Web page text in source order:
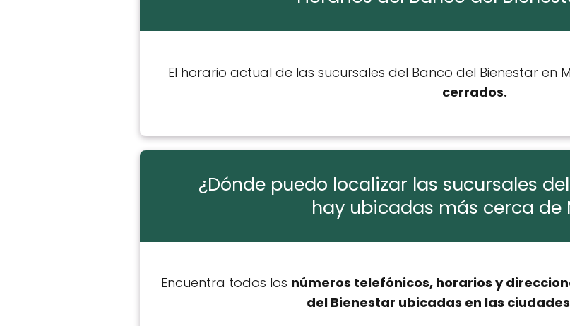
El horario actual de las sucursales del Banco del Bienestar en
cerrados.
¿Dónde puedo localizar las sucursales
hay ubicadas más cerca de
Encuentra todos los números telefónicos, horarios y
del Bienestar ubicadas en las